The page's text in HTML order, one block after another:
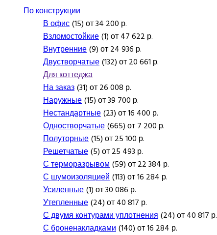
По конструкции
В офис(15) от 34 200 р.
Взломостойкие(1) от 47 622 р.
Внутренние(9) от 24 936 р.
Двустворчатые(132) от 20 661 р.
Для коттеджа
На заказ(31) от 26 008 р.
Наружные(15) от 39 700 р.
Нестандартные(23) от 16 400 р.
Одностворчатые(665) от 7 200 р.
Полуторные(15) от 25 100 р.
Решетчатые(5) от 25 493 р.
С терморазрывом(59) от 22 384 р.
С шумоизоляцией(113) от 16 284 р.
Усиленные(1) от 30 086 р.
Утепленные(24) от 40 817 р.
С двумя контурами уплотнения(24) от 40 817 р.
С броненакладками(140) от 16 284 р.